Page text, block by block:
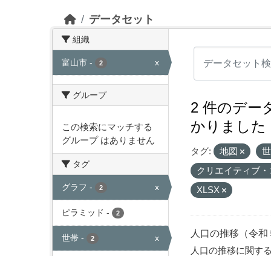
データセット
組織
富山市 - 2 x
グループ
この検索にマッチする
グループ はありません
タグ
グラフ - 2 x
ピラミッド - 2
世帯 - 2 x
2 件のデー
かりました
タグ: 地図
クリエイティブ
XLSX
人口の推移（令和
人口の推移に関す